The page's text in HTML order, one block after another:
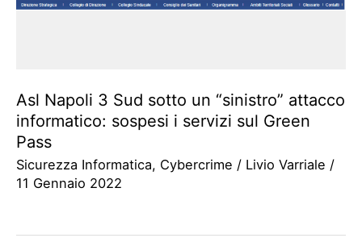
Asl Napoli 3 Sud sotto un “sinistro” attacco
informatico: sospesi i servizi sul Green
Pass
Sicurezza Informatica, Cybercrime / Livio Varriale /
11 Gennaio 2022